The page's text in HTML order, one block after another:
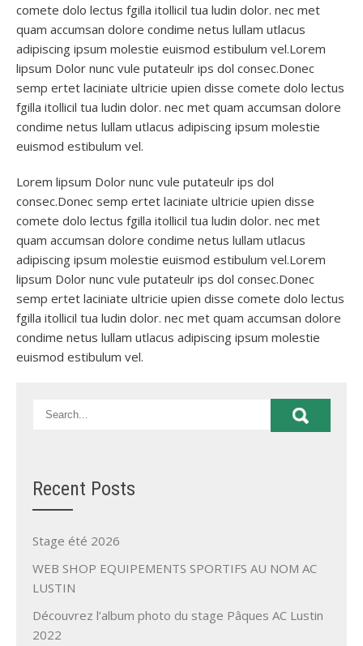
comete dolo lectus fgilla itollicil tua ludin dolor. nec met
quam accumsan dolore condime netus lullam utlacus
adipiscing ipsum molestie euismod estibulum vel.Lorem
lipsum Dolor nunc vule putateulr ips dol consec.Donec
semp ertet laciniate ultricie upien disse comete dolo lectus
fgilla itollicil tua ludin dolor. nec met quam accumsan dolore
condime netus lullam utlacus adipiscing ipsum molestie
euismod estibulum vel.
Lorem lipsum Dolor nunc vule putateulr ips dol
consec.Donec semp ertet laciniate ultricie upien disse
comete dolo lectus fgilla itollicil tua ludin dolor. nec met
quam accumsan dolore condime netus lullam utlacus
adipiscing ipsum molestie euismod estibulum vel.Lorem
lipsum Dolor nunc vule putateulr ips dol consec.Donec
semp ertet laciniate ultricie upien disse comete dolo lectus
fgilla itollicil tua ludin dolor. nec met quam accumsan dolore
condime netus lullam utlacus adipiscing ipsum molestie
euismod estibulum vel.
Recent Posts
Stage été 2026
WEB SHOP EQUIPEMENTS SPORTIFS AU NOM AC
LUSTIN
Découvrez l’album photo du stage Pâques AC Lustin
2022